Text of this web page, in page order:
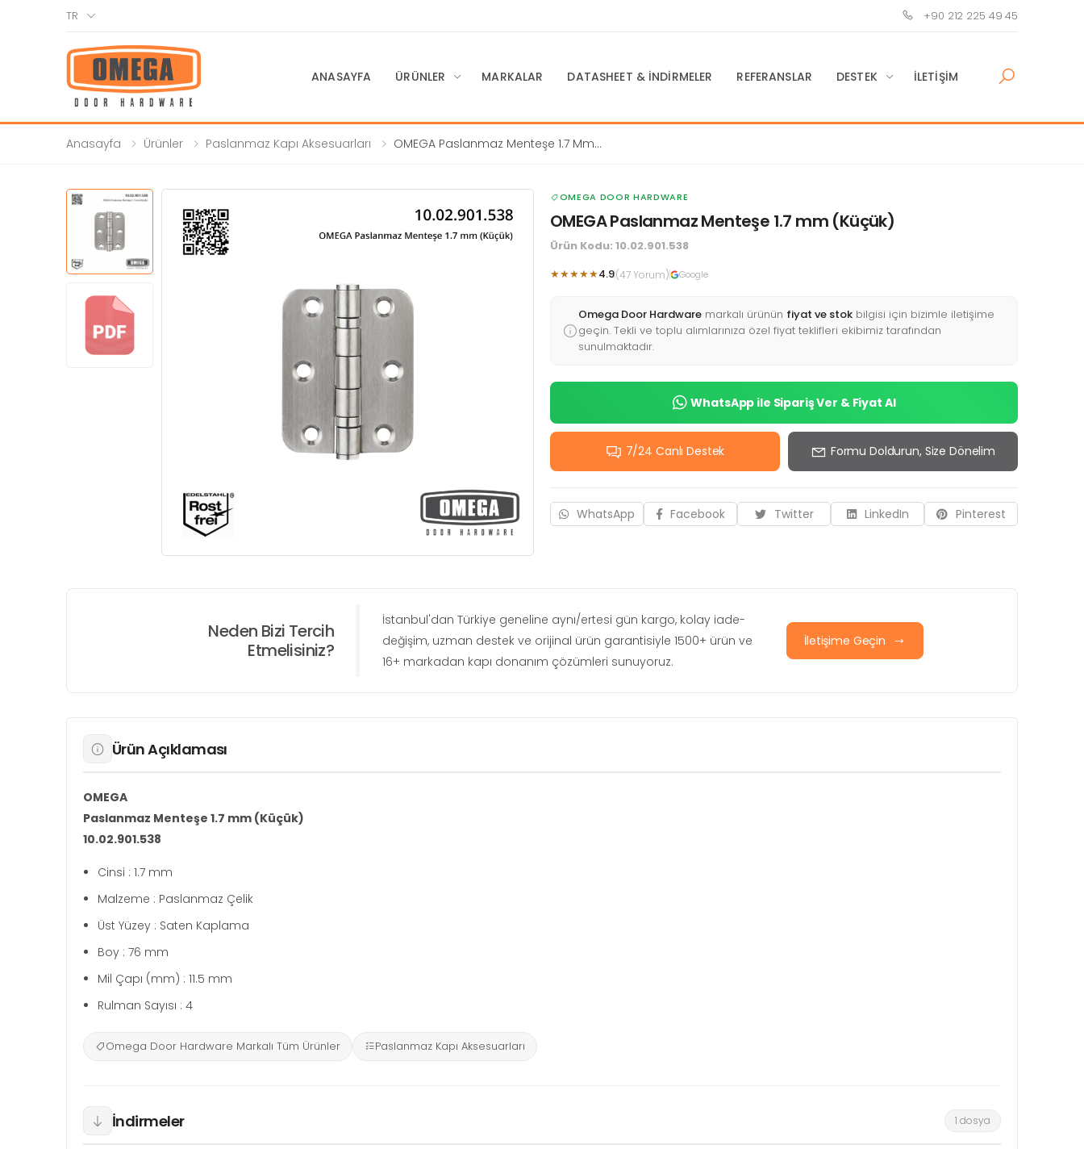
TR +90 212 225 49 45
ANASAYFA ÜRÜNLER MARKALAR DATASHEET & İNDIRMELER REFERANSLAR DESTEK İLETIŞIM
Anasayfa Ürünler Paslanmaz Kapı Aksesuarları
OMEGA Paslanmaz Menteşe 1.7 Mm
OMEGA DOOR HARDWARE
OMEGA Paslanmaz Menteşe 1.7 mm (Küçük)
Ürün Kodu: 10.02.901.538
★★★★★4.9(47 Yorum) Google
Omega Door Hardware markalı ürünün fiyat ve stok bilgisi için bizimle iletişime
geçin. Tekli ve toplu alımlarınıza özel fiyat teklifleri ekibimiz tarafından
sunulmaktadır.
WhatsApp ile Sipariş Ver & Fiyat Al
7/24 Canlı Destek Formu Doldurun, Size Dönelim
WhatsApp Facebook Twitter LinkedIn Pinterest
Neden Bizi Tercih
Etmelisiniz?
İstanbul'dan Türkiye geneline aynı/ertesi gün kargo, kolay iade-
değişim, uzman destek ve orijinal ürün garantisiyle 1500+ ürün ve
16+ markadan kapı donanım çözümleri sunuyoruz.
İletişime Geçin
Ürün Açıklaması
OMEGA
Paslanmaz Menteşe 1.7 mm (Küçük)
10.02.901.538
Cinsi : 1.7 mm
Malzeme : Paslanmaz Çelik
Üst Yüzey : Saten Kaplama
Boy : 76 mm
Mil Çapı (mm) : 11.5 mm
Rulman Sayısı : 4
Omega Door Hardware Markalı Tüm Ürünler Paslanmaz Kapı Aksesuarları
İndirmeler 1 dosya